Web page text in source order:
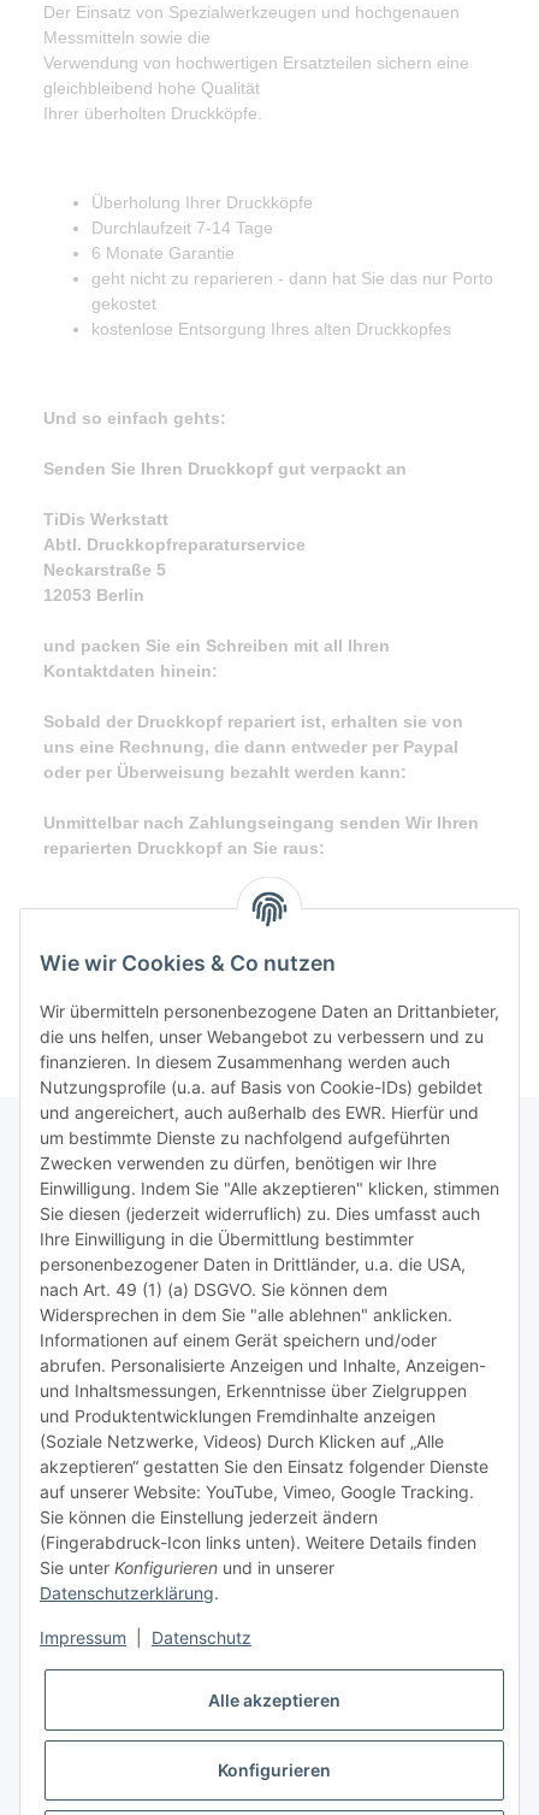
Der Einsatz von Spezialwerkzeugen und hochgenauen
Messmitteln sowie die
Verwendung von hochwertigen Ersatzteilen sichern eine
gleichbleibend hohe Qualität
Ihrer überholten Druckköpfe.
Überholung Ihrer Druckköpfe
Durchlaufzeit 7-14 Tage
6 Monate Garantie
geht nicht zu reparieren - dann hat Sie das nur Porto
gekostet
kostenlose Entsorgung Ihres alten Druckkopfes
Und so einfach gehts:
Senden Sie Ihren Druckkopf gut verpackt an
TiDis Werkstatt
Abtl. Druckkopfreparaturservice
Neckarstraße 5
12053 Berlin
und packen Sie ein Schreiben mit all Ihren
Kontaktdaten hinein:
Sobald der Druckkopf repariert ist, erhalten sie von
uns eine Rechnung, die dann entweder per Paypal
oder per Überweisung bezahlt werden kann:
Unmittelbar nach Zahlungseingang senden Wir Ihren
reparierten Druckkopf an Sie raus:
TiDis Lizenzsystem
Meist besuchte Seiten:
Tipps & Tricks rund um Sublimation
TiDis Videos auf Youtube
Nachfüllpreise für Druckerpatronen
Refillservice Patronen verpacken
TiDis Druckerwerkstatt
TiDis PC & Notebookwerkstatt
TiDis eScooter Werkstatt
GIC (German Ink Company)
Der Refiller (Infoportal)
* Alle Preise inkl. gesetzlicher USt., zzgl.Versand
Wie wir Cookies & Co nutzen
Wir übermitteln personenbezogene Daten an Drittanbieter,
die uns helfen, unser Webangebot zu verbessern und zu
finanzieren. In diesem Zusammenhang werden auch
Nutzungsprofile (u.a. auf Basis von Cookie-IDs) gebildet
und angereichert, auch außerhalb des EWR. Hierfür und
um bestimmte Dienste zu nachfolgend aufgeführten
Zwecken verwenden zu dürfen, benötigen wir Ihre
Einwilligung. Indem Sie "Alle akzeptieren" klicken, stimmen
Sie diesen (jederzeit widerruflich) zu. Dies umfasst auch
Ihre Einwilligung in die Übermittlung bestimmter
personenbezogener Daten in Drittländer, u.a. die USA,
nach Art. 49 (1) (a) DSGVO. Sie können dem
Widersprechen in dem Sie "alle ablehnen" anklicken.
Informationen auf einem Gerät speichern und/oder
abrufen. Personalisierte Anzeigen und Inhalte, Anzeigen-
und Inhaltsmessungen, Erkenntnisse über Zielgruppen
und Produktentwicklungen Fremdinhalte anzeigen
(Soziale Netzwerke, Videos) Durch Klicken auf „Alle
akzeptieren“ gestatten Sie den Einsatz folgender Dienste
auf unserer Website: YouTube, Vimeo, Google Tracking.
Sie können die Einstellung jederzeit ändern
(Fingerabdruck-Icon links unten). Weitere Details finden
Sie unter Konfigurieren und in unserer
Datenschutzerklärung.
Impressum Datenschutz
Alle akzeptieren
Konfigurieren